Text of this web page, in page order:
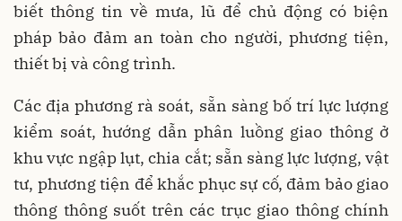
biết thông tin về mưa, lũ để chủ động có biện
pháp bảo đảm an toàn cho người, phương tiện,
thiết bị và công trình.
Các địa phương rà soát, sẵn sàng bố trí lực lượng
kiểm soát, hướng dẫn phân luồng giao thông ở
khu vực ngập lụt, chia cắt; sẵn sàng lực lượng, vật
tư, phương tiện để khắc phục sự cố, đảm bảo giao
thông thông suốt trên các trục giao thông chính